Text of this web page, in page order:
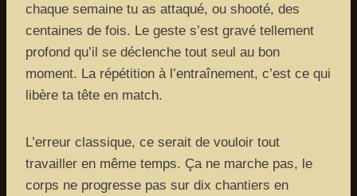
chaque semaine tu as attaqué, ou shooté, des
centaines de fois. Le geste s’est gravé tellement
profond qu’il se déclenche tout seul au bon
moment. La répétition à l’entraînement, c’est ce qui
libère ta tête en match.
L’erreur classique, ce serait de vouloir tout
travailler en même temps. Ça ne marche pas, le
corps ne progresse pas sur dix chantiers en